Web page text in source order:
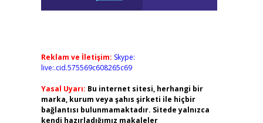
Reklam ve İletişim: Skype:
live:.cid.575569c608265c69
Yasal Uyarı: Bu internet sitesi, herhangi bir
marka, kurum veya şahıs şirketi ile hiçbir
bağlantısı bulunmamaktadır. Sitede yalnızca
kendi hazırladığımız makaleler